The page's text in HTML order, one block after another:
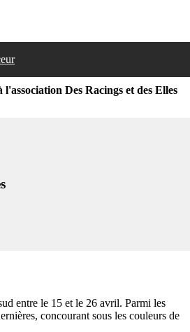
Des Racings et des Elles
entre le 15 et le 26 avril. Parmi les
concourant sous les couleurs de